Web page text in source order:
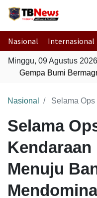
Nasional Internasional
Minggu, 09 Agustus 2026
Gempa Bumi
Nasional Selama Ops Lilin,
Selama
Menuju